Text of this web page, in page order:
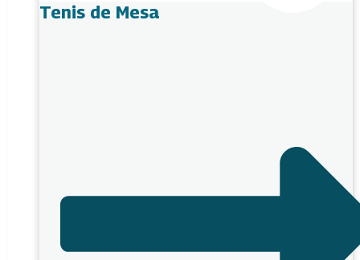
Tenis de Mesa